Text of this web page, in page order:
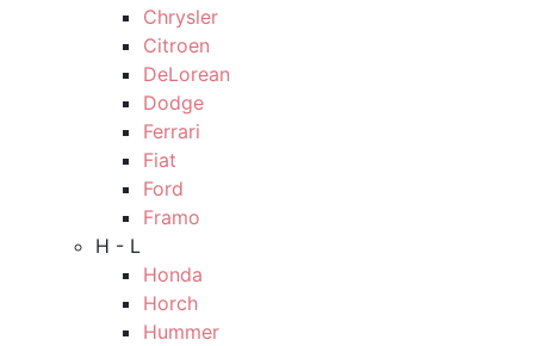
Chrysler
Citroen
DeLorean
Dodge
Ferrari
Fiat
Ford
Framo
H - L
Honda
Horch
Hummer